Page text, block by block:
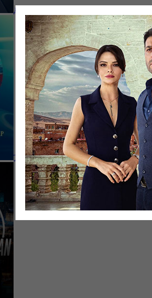
Доктор Тажина
Тағдырлас тамырлар